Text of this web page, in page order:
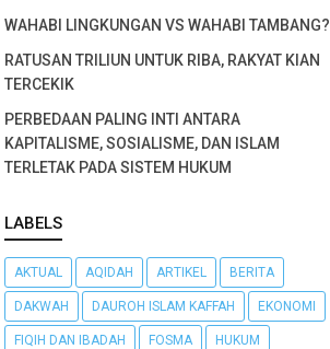
WAHABI LINGKUNGAN VS WAHABI TAMBANG?
RATUSAN TRILIUN UNTUK RIBA, RAKYAT KIAN
TERCEKIK
PERBEDAAN PALING INTI ANTARA
KAPITALISME, SOSIALISME, DAN ISLAM
TERLETAK PADA SISTEM HUKUM
LABELS
AKTUAL AQIDAH ARTIKEL BERITA
DAKWAH DAUROH ISLAM KAFFAH EKONOMI
FIQIH DAN IBADAH FOSMA HUKUM